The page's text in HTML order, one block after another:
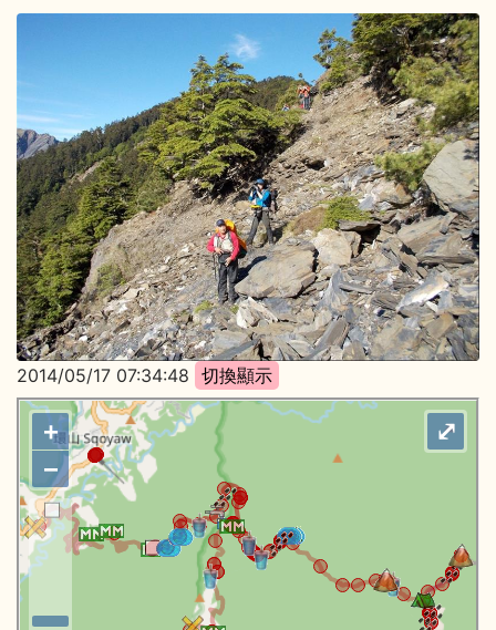
2014/05/17 07:34:48
+
−
⤢